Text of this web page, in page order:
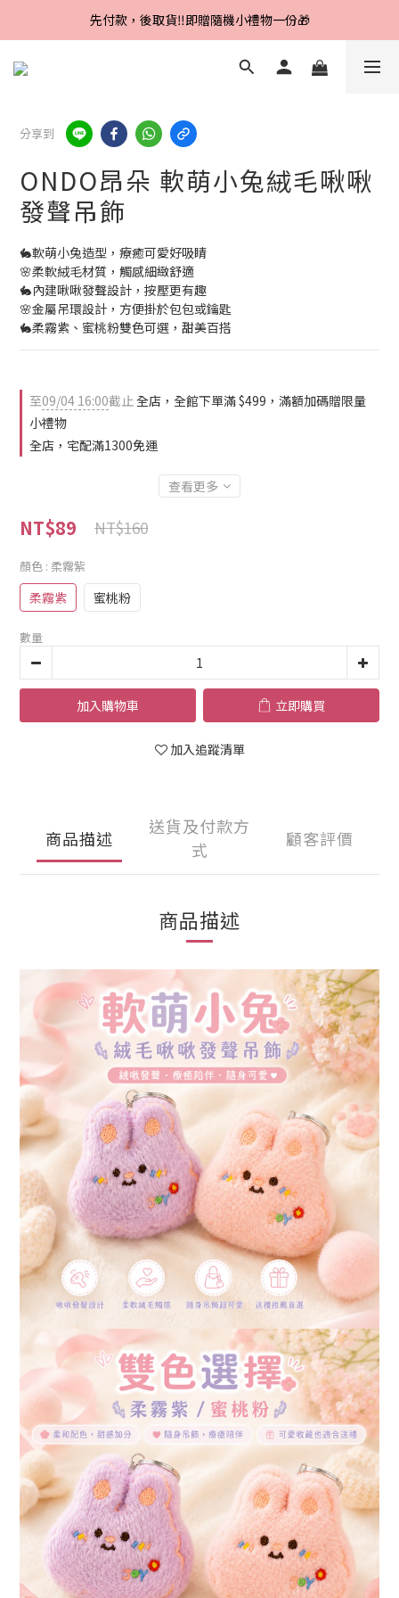
Line好友招募中，首購、回購皆贈100元
先付款，後取貨‼️即贈隨機小禮物一份🎁
Line好友招募中，首購、回購皆贈100元
分享到
ONDO昂朵 軟萌小兔絨毛啾啾
發聲吊飾
🐇軟萌小兔造型，療癒可愛好吸睛
🌸柔軟絨毛材質，觸感細緻舒適
🐇內建啾啾發聲設計，按壓更有趣
🌸金屬吊環設計，方便掛於包包或鑰匙
🐇柔霧紫、蜜桃粉雙色可選，甜美百搭
至09/04 16:00截止全店，全館下單滿 $499，滿額加碼贈限量
小禮物
全店，宅配滿1300免運
查看更多
NT$89 NT$160
顏色 : 柔霧紫
柔霧紫 蜜桃粉
數量
加入購物車 立即購買
加入追蹤清單
商品描述
送貨及付款方
式
顧客評價
商品描述